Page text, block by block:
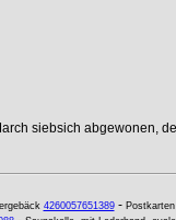
siebsich abgewonen,
4260057651389- Postkarten